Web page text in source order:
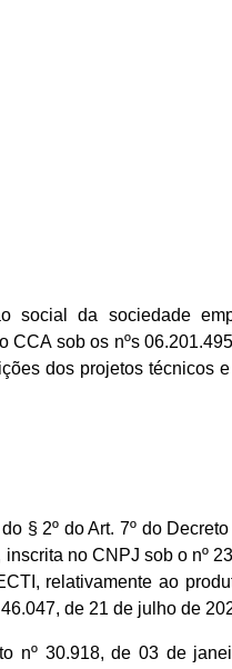
social da sociedade
sob os nºs
dos projetos técnicos
§ 2º do Art. 7º do
no CNPJ sob o nº
relativamente ao
de 21 de julho de
nº 30.918, de 03 de